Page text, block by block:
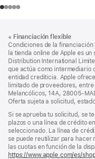
a
pie
de
página
al
pie
※ Financiación flexible
Condiciones de la
la tienda online de Apple es
Distribution International
que actúa como intermediario
entidad crediticia. Apple
limitado de proveedores,
Melancólicos, 14A, 28005-
Oferta sujeta a solicitud,
Si se aprueba tu solicitud, se
plazos o una línea de crédito
seleccionado. La línea de
se puede reutilizar para hacer
las cuotas en función de la
https://www.apple.com/es/